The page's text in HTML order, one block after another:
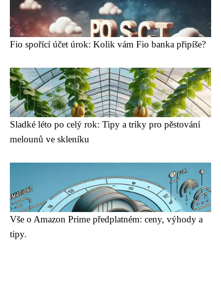
Fio spořící účet úrok: Kolik vám Fio banka připíše?
Sladké léto po celý rok: Tipy a triky pro pěstování
melounů ve skleníku
Vše o Amazon Prime předplatném: ceny, výhody a
tipy.